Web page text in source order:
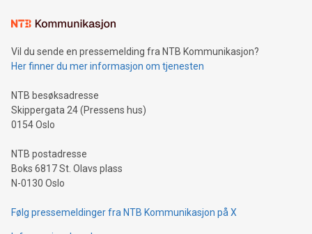
Vil du sende en pressemelding fra NTB Kommunikasjon?
Her finner du mer informasjon om tjenesten
NTB besøksadresse
Skippergata 24 (Pressens hus)
0154 Oslo
NTB postadresse
Boks 6817 St. Olavs plass
N-0130 Oslo
Følg pressemeldinger fra NTB Kommunikasjon på X